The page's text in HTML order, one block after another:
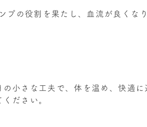
プの役割を果たし、血流が良くな
小さな工夫で、体を温め、快適に
ださい。